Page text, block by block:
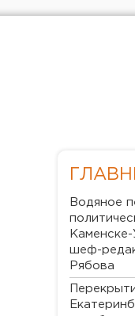
Водяное
шеф-
Рябова